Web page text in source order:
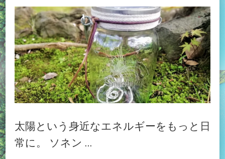
太陽という身近なエネルギーをもっと日
常に。 ソネン …